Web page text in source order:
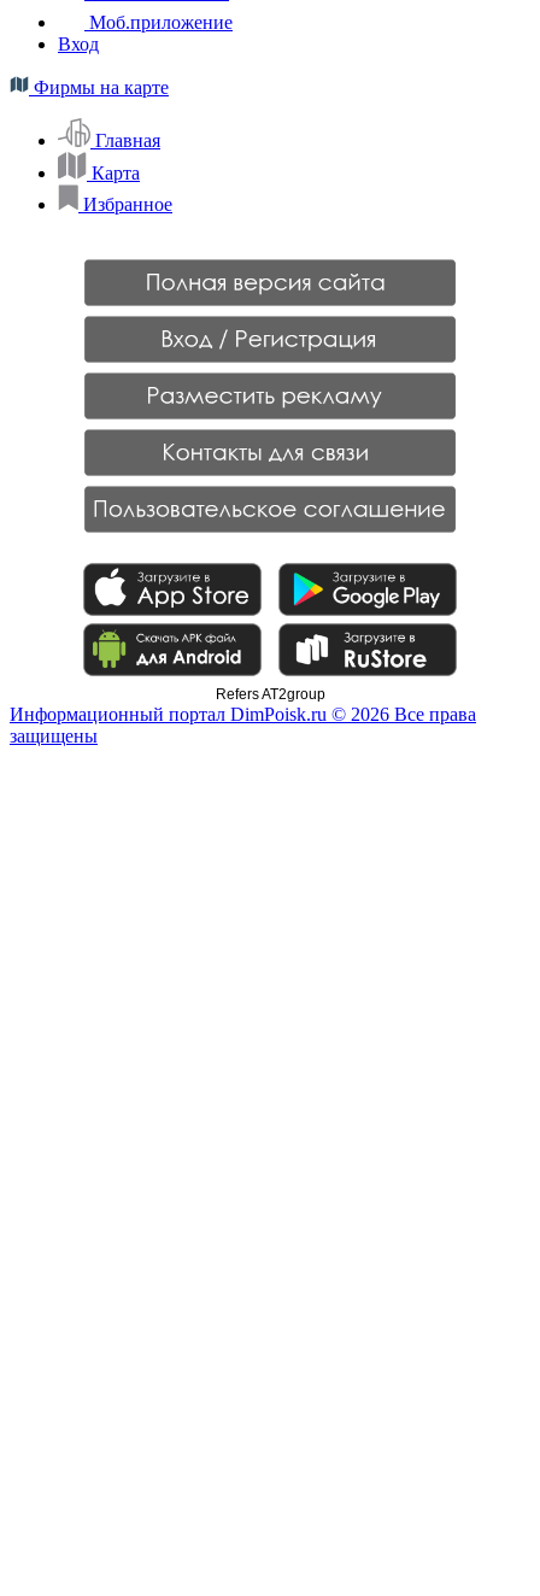
Моб.приложение
Вход
Фирмы на карте
Главная
Карта
Избранное
Refers AT2group
Информационный портал DimPoisk.ru © 2026 Все права
защищены